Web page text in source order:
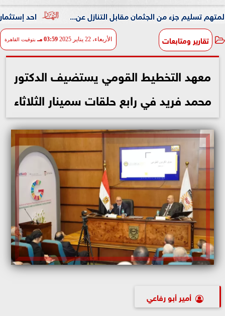
احد إستثمارات «قرة» من الجثمان مقابل التنازل عن...
تقارير ومتابعات الأربعاء، 22 يناير 2025 03:59 مـ بتوقيت القاهرة
معهد التخطيط القومي يستضيف الدكتور
محمد فريد في رابع حلقات سمينار الثلاثاء
أمير أبو رفاعي